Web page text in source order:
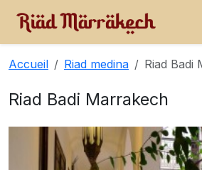
Accueil Riad medina Riad Badi
Riad Badi Marrakech